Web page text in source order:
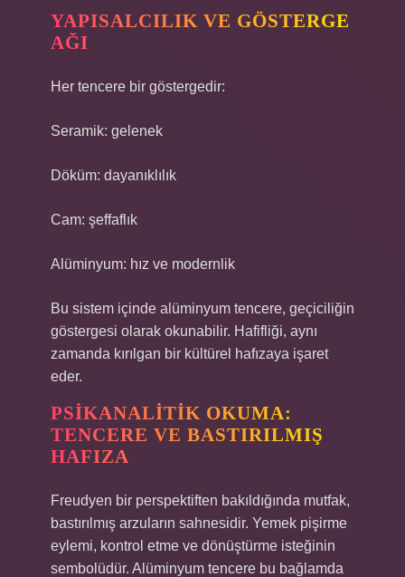
YAPISALCILIK VE GÖSTERGE
AĞI
Her tencere bir göstergedir:
Seramik: gelenek
Döküm: dayanıklılık
Cam: şeffaflık
Alüminyum: hız ve modernlik
Bu sistem içinde alüminyum tencere, geçiciliğin
göstergesi olarak okunabilir. Hafifliği, aynı
zamanda kırılgan bir kültürel hafızaya işaret
eder.
PSIKANALITIK OKUMA:
TENCERE VE BASTIRILMIŞ
HAFIZA
Freudyen bir perspektiften bakıldığında mutfak,
bastırılmış arzuların sahnesidir. Yemek pişirme
eylemi, kontrol etme ve dönüştürme isteğinin
sembolüdür. Alüminyum tencere bu bağlamda